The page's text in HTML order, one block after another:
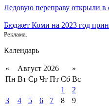
Ледовую переправу открыли
Бюджет Коми на 2023 год
Реклама.
Календарь
« Август 2026
»
Пн Вт Ср Чт Пт Сб Вс
1
2
3
4 5 6 7 8
9